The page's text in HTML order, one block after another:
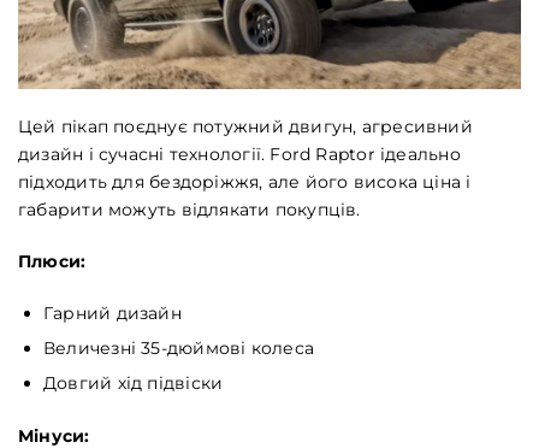
Цей пікап поєднує потужний двигун, агресивний
дизайн і сучасні технології. Ford Raptor ідеально
підходить для бездоріжжя, але його висока ціна і
габарити можуть відлякати покупців.
Плюси:
Гарний дизайн
Величезні 35-дюймові колеса
Довгий хід підвіски
Мінуси: